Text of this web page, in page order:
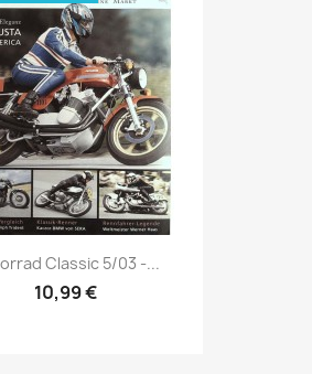
Vorschau
Classic 5/03 -...
10,99 €